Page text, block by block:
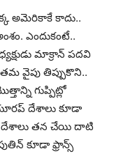
అమెరికాకే కాదు..
ఎందుకంటే..
మాక్రాన్ పదవి
వైపు తిప్పుకొని..
గుప్పిట్లో
యూరప్ దేశాలు కూడా
దేశాలు తన చేయి దాటి
కూడా ఫ్రాన్స్